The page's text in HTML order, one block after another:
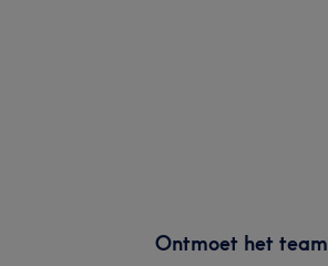
Ontmoet het team